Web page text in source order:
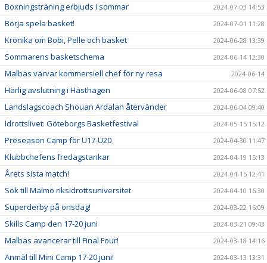
Boxningsträning erbjuds i sommar 2024-07-03 14:53
Börja spela basket! 2024-07-01 11:28
Krönika om Bobi, Pelle och basket 2024-06-28 13:39
Sommarens basketschema 2024-06-14 12:30
Malbas värvar kommersiell chef för ny resa 2024-06-14
Härlig avslutning i Hästhagen 2024-06-08 07:52
Landslagscoach Shouan Ardalan återvänder 2024-06-04 09:40
Idrottslivet: Göteborgs Basketfestival 2024-05-15 15:12
Preseason Camp för U17-U20 2024-04-30 11:47
Klubbchefens fredagstankar 2024-04-19 15:13
Årets sista match! 2024-04-15 12:41
Sök till Malmö riksidrottsuniversitet 2024-04-10 16:30
Superderby på onsdag! 2024-03-22 16:09
Skills Camp den 17-20 juni 2024-03-21 09:43
Malbas avancerar till Final Four! 2024-03-18 14:16
Anmäl till Mini Camp 17-20 juni! 2024-03-13 13:31